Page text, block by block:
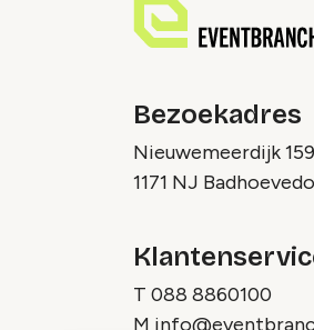
Bezoekadres
Nieuwemeerdijk 159
1171 NJ
T 088 8860100
M